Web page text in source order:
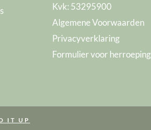
Kvk: 53295900
Algemene Voorwaarden
Privacyverklaring
Formulier voor herroeping
IT UP